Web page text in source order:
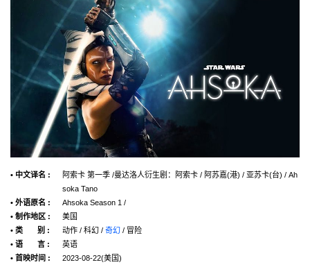
• 中文译名 :
阿索卡 第一季 /曼达洛人衍生剧：阿索卡 / 阿苏嘉(港) / 亚苏卡(台) / Ah
soka Tano
• 外语原名 :
Ahsoka Season 1 /
• 制作地区 :
美国
• 类 别 :
动作 / 科幻 / 奇幻 / 冒险
• 语 言 :
英语
• 首映时间 :
2023-08-22(美国)